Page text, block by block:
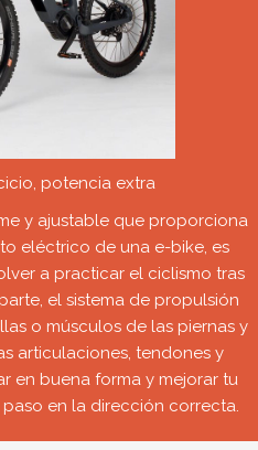
potencia extra
y ajustable que proporciona
eléctrico de una e-bike, es
a practicar el ciclismo tras
el sistema de propulsión
o músculos de las piernas y
articulaciones, tendones y
en buena forma y mejorar tu
en la dirección correcta.